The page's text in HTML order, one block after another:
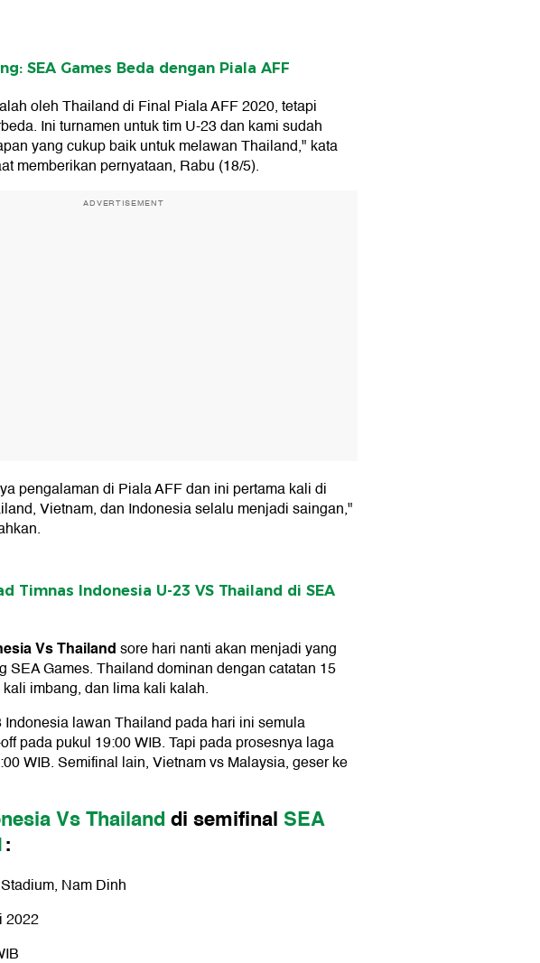
SEA Games Beda dengan Piala AFF
oleh Thailand di Final Piala AFF 2020, tetapi
Ini turnamen untuk tim U-23 dan kami sudah
yang cukup baik untuk melawan Thailand," kata
memberikan pernyataan, Rabu (18/5).
ADVERTISEMENT
pengalaman di Piala AFF dan ini pertama kali di
Vietnam, dan Indonesia selalu menjadi saingan,"
Timnas Indonesia U-23 VS Thailand di SEA
Vs Thailandsore hari nanti akan menjadi yang
SEA Games. Thailand dominan dengan catatan 15
imbang, dan lima kali kalah.
Indonesia lawan Thailand pada hari ini semula
pada pukul 19:00 WIB. Tapi pada prosesnya laga
WIB. Semifinal lain, Vietnam vs Malaysia, geser ke
Vs Thailanddi semifinal SEA
:
Nam Dinh
2022